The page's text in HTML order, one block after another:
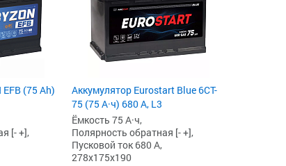
(75 Ah)
[- +],
Аккумулятор Eurostart Blue 6CT-
75 (75 А·ч) 680 А, L3
Ёмкость 75 А·ч,
Полярность обратная [- +],
Пусковой ток 680 А,
278x175x190